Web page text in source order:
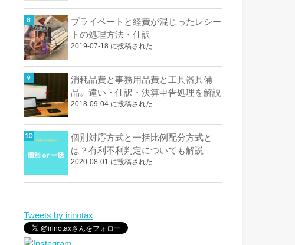
プライベートと経費が混じったレシー
トの処理方法・仕訳
2019-07-18 に投稿された
消耗品費と事務用品費と工具器具備
品。違い・仕訳・決算申告処理を解説
2018-09-04 に投稿された
個別対応方式と一括比例配分方式と
は？有利不利判定についても解説
2020-08-01 に投稿された
Tweets by irinotax